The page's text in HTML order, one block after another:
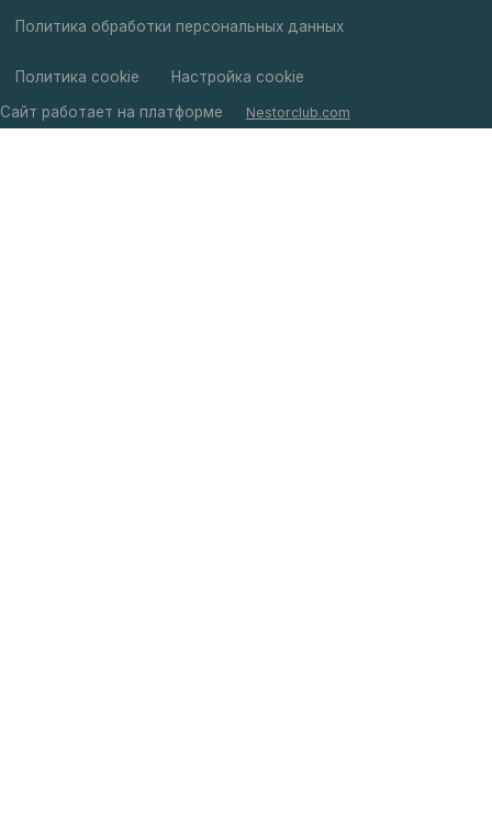
Политика обработки персональных данных
Политика cookie Настройка cookie
Сайт работает на платформе Nestorclub.com